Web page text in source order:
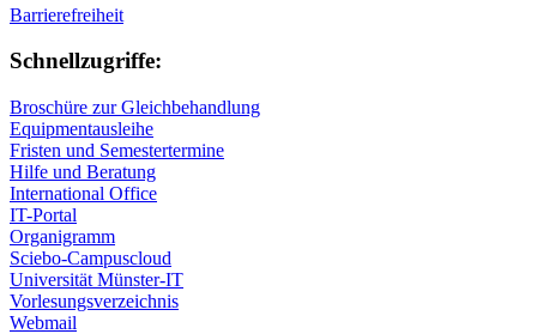
Barrierefreiheit
Schnellzugriffe:
Broschüre zur Gleichbehandlung
Equipmentausleihe
Fristen und Semestertermine
Hilfe und Beratung
International Office
IT-Portal
Organigramm
Sciebo-Campuscloud
Universität Münster-IT
Vorlesungsverzeichnis
Webmail